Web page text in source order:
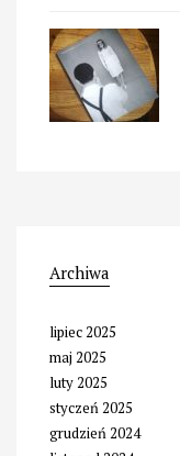
Archiwa
lipiec 2025
maj 2025
luty 2025
styczeń 2025
grudzień 2024